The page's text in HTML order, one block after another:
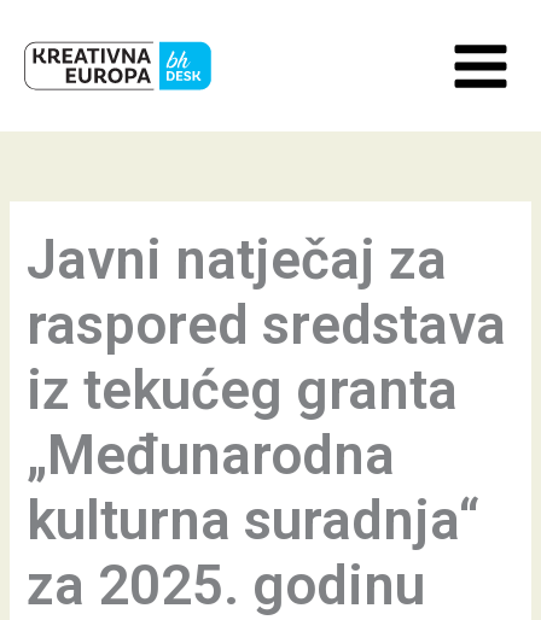
content
Javni natječaj za
raspored sredstava
iz tekućeg granta
„Međunarodna
kulturna suradnja“
za 2025. godinu